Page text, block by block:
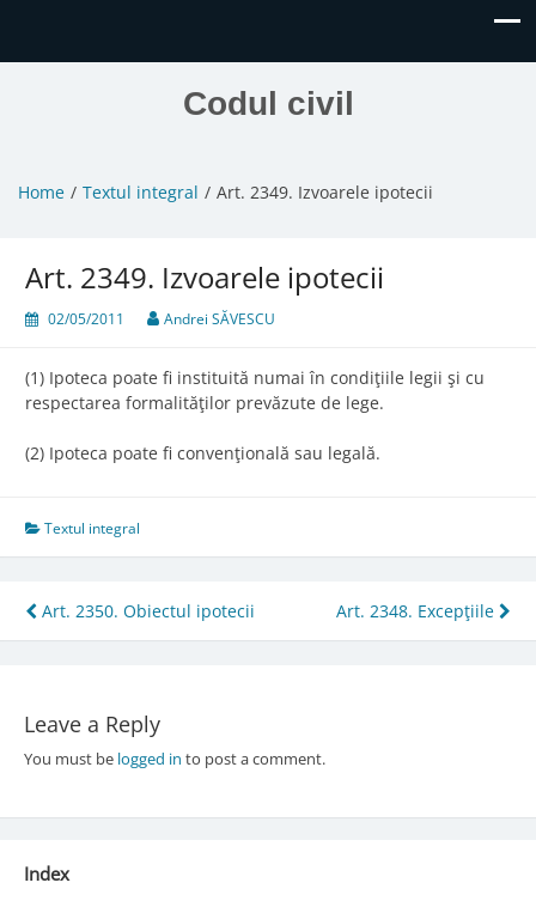
Codul civil
Home Textul integral Art. 2349. Izvoarele ipotecii
Art. 2349. Izvoarele ipotecii
02/05/2011 Andrei SĂVESCU
(1) Ipoteca poate fi instituită numai în condiţiile legii şi cu
respectarea formalităţilor prevăzute de lege.
(2) Ipoteca poate fi convenţională sau legală.
Textul integral
Post
navigation
Art. 2350. Obiectul ipotecii Art. 2348. Excepţiile
Leave a Reply
You must be logged in to post a comment.
Index